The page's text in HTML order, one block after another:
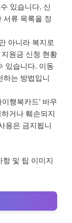
있습니다. 신
서류 목록을 정
아니라 복지로
원금 신청 현황
있습니다. 이동
하는 방법입니
행복카드’ 바우
거나 훼손되지
용은 금지됩니